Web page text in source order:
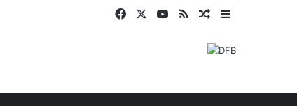
Facebook YouTube
RSS Ausazko